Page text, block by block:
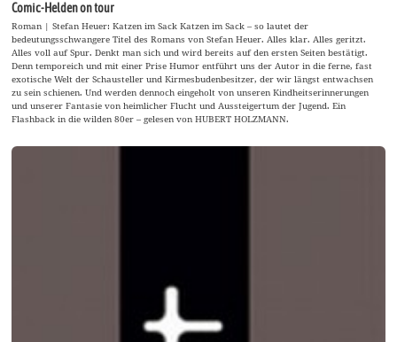
Comic-Helden on tour
Roman | Stefan Heuer: Katzen im Sack Katzen im Sack – so lautet der
bedeutungsschwangere Titel des Romans von Stefan Heuer. Alles klar. Alles geritzt.
Alles voll auf Spur. Denkt man sich und wird bereits auf den ersten Seiten bestätigt.
Denn temporeich und mit einer Prise Humor entführt uns der Autor in die ferne, fast
exotische Welt der Schausteller und Kirmesbudenbesitzer, der wir längst entwachsen
zu sein schienen. Und werden dennoch eingeholt von unseren Kindheitserinnerungen
und unserer Fantasie von heimlicher Flucht und Aussteigertum der Jugend. Ein
Flashback in die wilden 80er – gelesen von HUBERT HOLZMANN.